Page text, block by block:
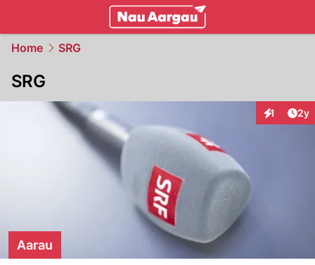
Home SRG
SRG
1 2y
Aarau